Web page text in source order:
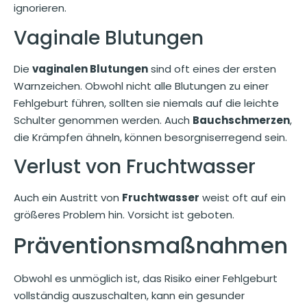
ignorieren.
Vaginale Blutungen
Die vaginalen Blutungensind oft eines der ersten
Warnzeichen. Obwohl nicht alle Blutungen zu einer
Fehlgeburt führen, sollten sie niemals auf die leichte
Schulter genommen werden. Auch Bauchschmerzen,
die Krämpfen ähneln, können besorgniserregend sein.
Verlust von Fruchtwasser
Auch ein Austritt von Fruchtwasser weist oft auf ein
größeres Problem hin. Vorsicht ist geboten.
Präventionsmaßnahmen
Obwohl es unmöglich ist, das Risiko einer Fehlgeburt
vollständig auszuschalten, kann ein gesunder